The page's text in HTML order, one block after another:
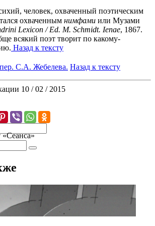
человек, охваченный поэтическим
охваченным нимфами или Музами
Lexicon / Ed. M. Schmidt. Ienae, 1867.
всякий поэт творит по какому-
Назад к тексту
пер. С.А. Жебелева. Назад к тексту
10 / 02 / 2015
«Сеанса»